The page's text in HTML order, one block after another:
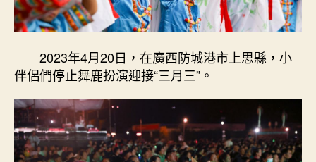
2023年4月20日，在廣西防城港市上思縣，小
伴侶們停止舞鹿扮演迎接“三月三”。